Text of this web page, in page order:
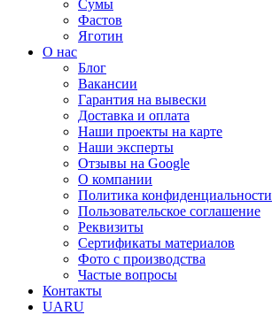
Сумы
Фастов
Яготин
О нас
Блог
Вакансии
Гарантия на вывески
Доставка и оплата
Наши проекты на карте
Наши эксперты
Отзывы на Google
О компании
Политика конфиденциальности
Пользовательское соглашение
Реквизиты
Сертификаты материалов
Фото с производства
Частые вопросы
Контакты
UARU